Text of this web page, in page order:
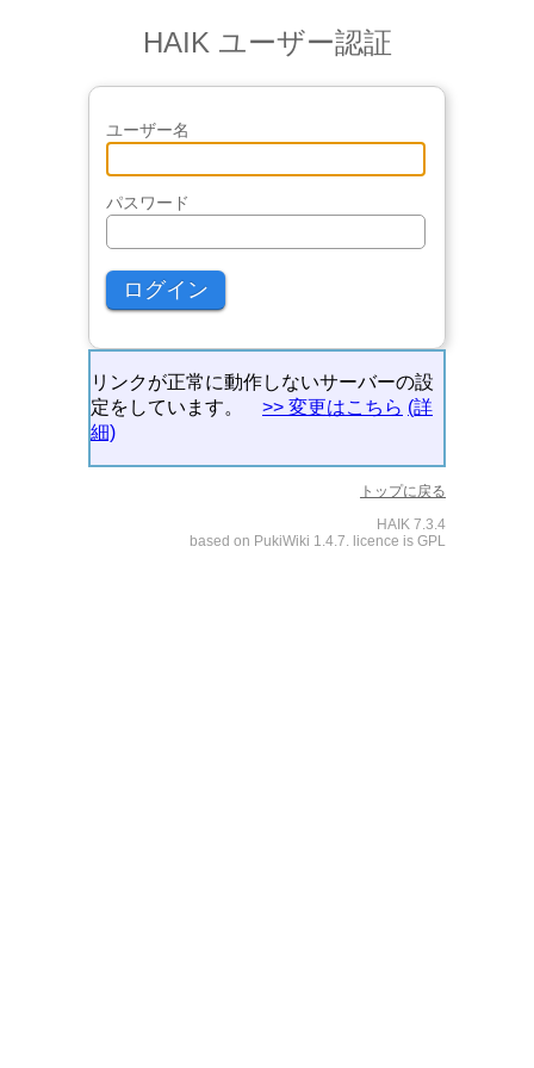
HAIK ユーザー認証
ユーザー名
パスワード
リンクが正常に動作しないサーバーの設
定をしています。 >> 変更はこちら (詳
細)
トップに戻る
HAIK 7.3.4
based on PukiWiki 1.4.7. licence is GPL